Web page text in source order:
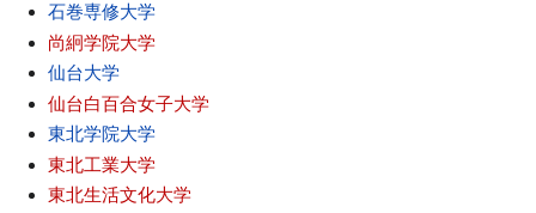
石巻専修大学
尚絅学院大学
仙台大学
仙台白百合女子大学
東北学院大学
東北工業大学
東北生活文化大学